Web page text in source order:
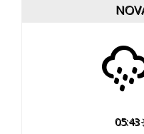
05:43